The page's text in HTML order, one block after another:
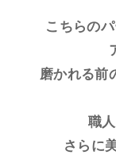
こちらの
磨かれる前
職
さらに